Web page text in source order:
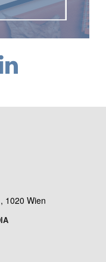
1020 Wien